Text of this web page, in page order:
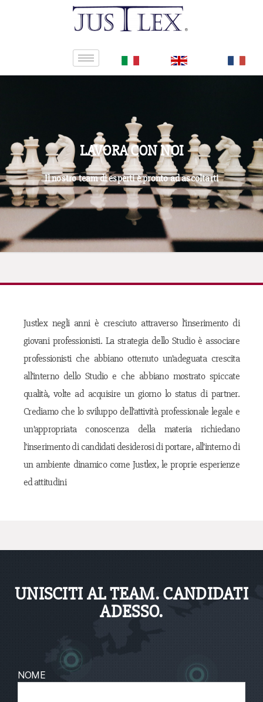
LAVORA CON NOI
Il nostro team di esperti è pronto ad ascoltarti
Justlex negli anni è cresciuto attraverso l’inserimento di
giovani professionisti. La strategia dello Studio è associare
professionisti che abbiano ottenuto un’adeguata crescita
all’interno dello Studio e che abbiano mostrato spiccate
qualità, volte ad acquisire un giorno lo status di partner.
Crediamo che lo sviluppo dell’attività professionale legale e
un’appropriata conoscenza della materia richiedano
l’inserimento di candidati desiderosi di portare, all’interno di
un ambiente dinamico come Justlex, le proprie esperienze
ed attitudini
UNISCITI AL TEAM. CANDIDATI
ADESSO.
NOME